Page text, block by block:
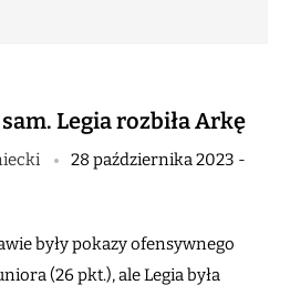
Legia rozbiła Arkę
28 października 2023 -
były pokazy ofensywnego
(26 pkt.), ale Legia była